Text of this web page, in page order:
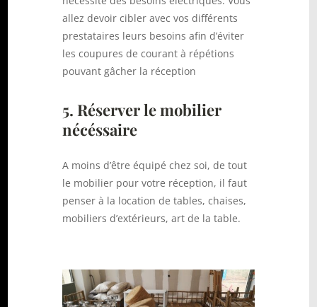
allez devoir cibler avec vos différents
prestataires leurs besoins afin d’éviter
les coupures de courant à répétions
pouvant gâcher la réception
5. Réserver le mobilier
nécéssaire
A moins d’être équipé chez soi, de tout
le mobilier pour votre réception, il faut
penser à la location de tables, chaises,
mobiliers d’extérieurs, art de la table.